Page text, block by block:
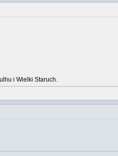
i Wielki Staruch.